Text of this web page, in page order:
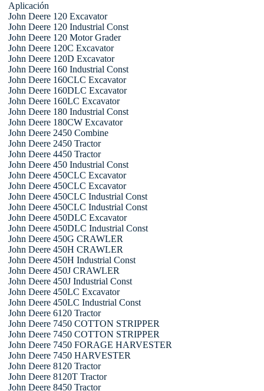
Aplicación
John Deere 120 Excavator
John Deere 120 Industrial Const
John Deere 120 Motor Grader
John Deere 120C Excavator
John Deere 120D Excavator
John Deere 160 Industrial Const
John Deere 160CLC Excavator
John Deere 160DLC Excavator
John Deere 160LC Excavator
John Deere 180 Industrial Const
John Deere 180CW Excavator
John Deere 2450 Combine
John Deere 2450 Tractor
John Deere 4450 Tractor
John Deere 450 Industrial Const
John Deere 450CLC Excavator
John Deere 450CLC Excavator
John Deere 450CLC Industrial Const
John Deere 450CLC Industrial Const
John Deere 450DLC Excavator
John Deere 450DLC Industrial Const
John Deere 450G CRAWLER
John Deere 450H CRAWLER
John Deere 450H Industrial Const
John Deere 450J CRAWLER
John Deere 450J Industrial Const
John Deere 450LC Excavator
John Deere 450LC Industrial Const
John Deere 6120 Tractor
John Deere 7450 COTTON STRIPPER
John Deere 7450 COTTON STRIPPER
John Deere 7450 FORAGE HARVESTER
John Deere 7450 HARVESTER
John Deere 8120 Tractor
John Deere 8120T Tractor
John Deere 8450 Tractor